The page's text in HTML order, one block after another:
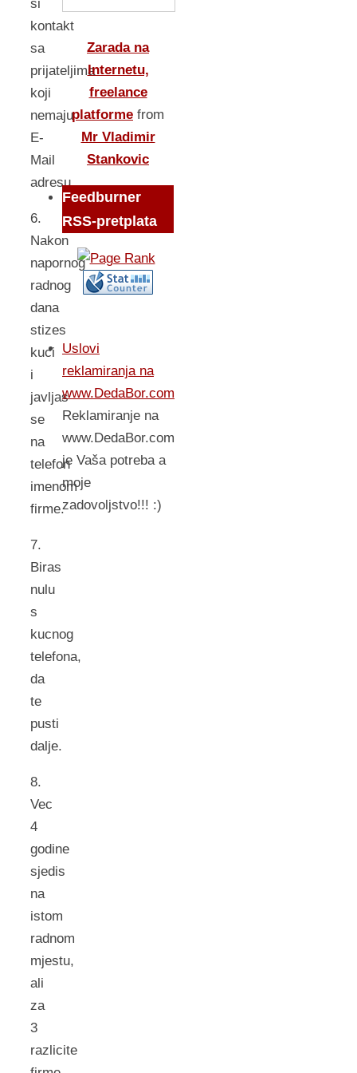
si
kontakt
sa
prijateljima
koji
nemaju
E-
Mail
adresu.
6.
Nakon
napornog
radnog
dana
stizes
kuci
i
javljas
se
na
telefon
imenom
firme.
7.
Biras
nulu
s
kucnog
telefona,
da
te
pusti
dalje.
8.
Vec
4
godine
sjedis
na
istom
radnom
mjestu,
ali
za
3
razlicite
Zarada na
Internetu,
freelance
platforme from
Mr Vladimir
Stankovic
Feedburner
RSS-pretplata
Uslovi
reklamiranja na
www.DedaBor.com
Reklamiranje na
www.DedaBor.com
je Vaša potreba a
moje
zadovoljstvo!!! :)